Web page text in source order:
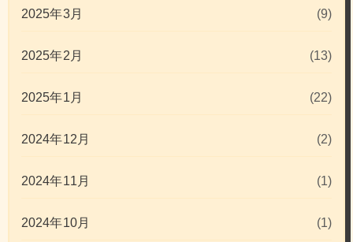
2025年3月 (9)
2025年2月 (13)
2025年1月 (22)
2024年12月 (2)
2024年11月 (1)
2024年10月 (1)